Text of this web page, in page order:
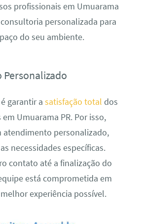
profissionais em Umuarama
personalizada para
do seu ambiente.
garantir a satisfação total dos
Umuarama PR. Por isso,
atendimento personalizado,
necessidades específicas.
contato até a finalização do
está comprometida em
experiência possível.